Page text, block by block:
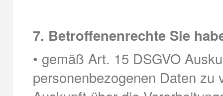
7. Betroffenenrechte Sie
• gemäß Art. 15 DSGVO
personenbezogenen Daten zu